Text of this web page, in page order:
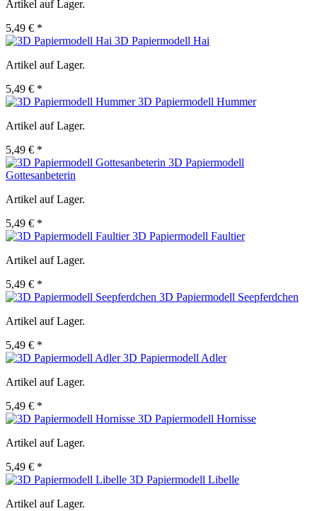
Artikel auf Lager.
5,49 € *
3D Papiermodell Hai
Artikel auf Lager.
5,49 € *
3D Papiermodell Hummer
Artikel auf Lager.
5,49 € *
3D Papiermodell
Gottesanbeterin
Artikel auf Lager.
5,49 € *
3D Papiermodell Faultier
Artikel auf Lager.
5,49 € *
3D Papiermodell Seepferdchen
Artikel auf Lager.
5,49 € *
3D Papiermodell Adler
Artikel auf Lager.
5,49 € *
3D Papiermodell Hornisse
Artikel auf Lager.
5,49 € *
3D Papiermodell Libelle
Artikel auf Lager.